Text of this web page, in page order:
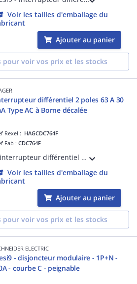
Voir les tailles d'emballage du
Ajouter au panier
pour voir vos prix et les stocks
différentiel 2 poles 63 A 30
Type AC à Borne décalée
Rexel : HAGCDC764F
Fab :CDC764F
L'interrupteur différentiel Hager CDC764F, 2 poles 63 A 30 mA Type AC à Borne décalée assure la protection des personnes contre les contacts indirects et les installations contre les courants de fuite à la terre.
Voir les tailles d'emballage du
Ajouter au panier
pour voir vos prix et les stocks
ELECTRIC
- disjoncteur modulaire - 1P+N -
- courbe C - peignable